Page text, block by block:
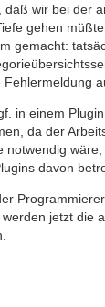
wir bei der
gehen
gemacht:
in einem
da der
notwendig
davon
jetzt die